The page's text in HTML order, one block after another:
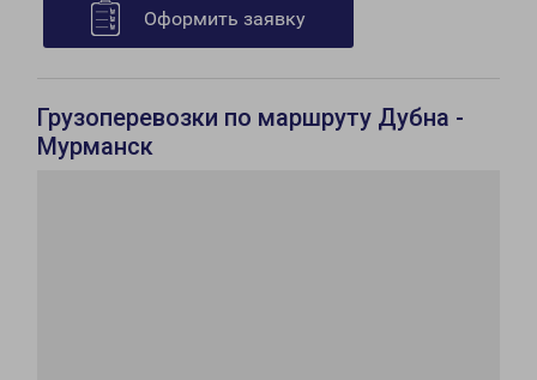
Оформить заявку
Грузоперевозки по маршруту Дубна -
Мурманск